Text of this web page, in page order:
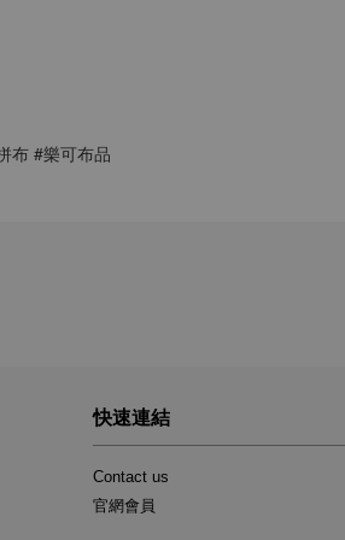
布 #樂可布品
快速連結
Contact us
官網會員